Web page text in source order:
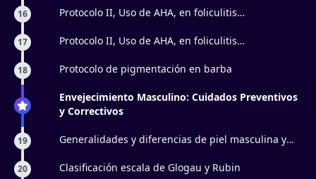
16
Protocolo II, Uso de AHA, en foliculitis
17
Protocolo II, Uso de AHA, en foliculitis
18 Protocolo de pigmentación en barba
Envejecimiento Masculino: Cuidados Preventivos
y Correctivos
19
Generalidades y diferencias de piel masculina y
20 Clasificación escala de Glogau y Rubin